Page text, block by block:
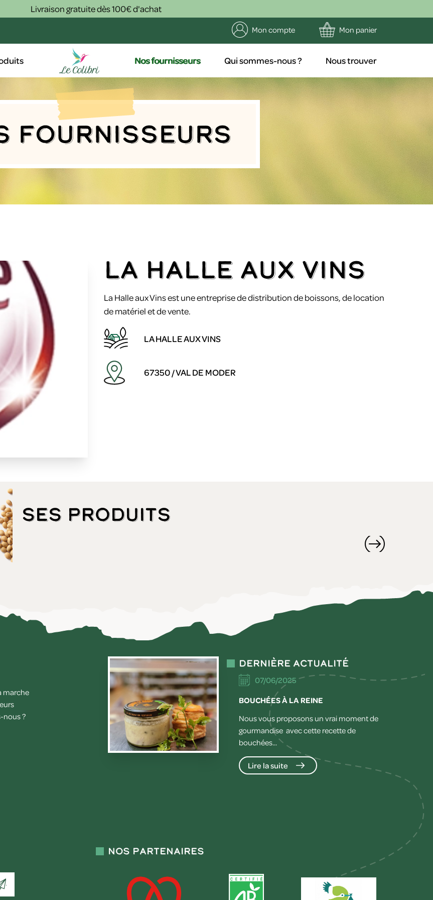
Livraison gratuite dès 100€ d'achat
Mon compte Mon panier
Nos fournisseurs Qui sommes-nous ? Nous trouver
Fournisseurs
LA HALLE AUX VINS
La Halle aux Vins est une entreprise de distribution de boissons, de location
de matériel et de vente.
LA HALLE AUX VINS
67350 / VAL DE MODER
Ses produits
marche
nous ?
Dernière actualité
07/06/2025
BOUCHÉES À LA REINE
Nous vous proposons un vrai moment de
gourmandise avec cette recette de
bouchées...
Lire la suite
Nos partenaires